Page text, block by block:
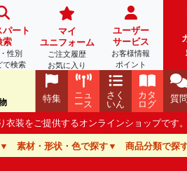
パート
索
性別
で検索
マイ
ユニフォーム
ご注文履歴
お気に入り
ユーザー
サービス
お客様情報
ポイント
質問
カタ
ログ
さく
いん
ニュ
ース
特集
装をご提供するオンラインショップです。
素材・形状・色で探す 商品分類で探